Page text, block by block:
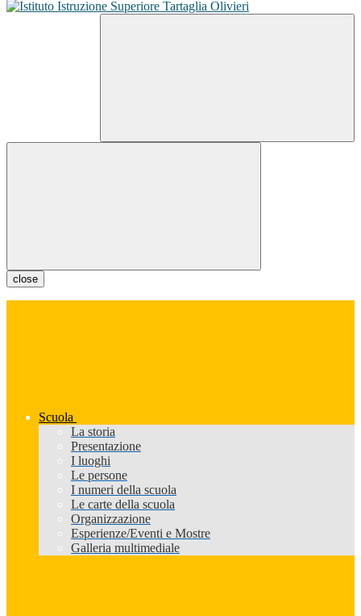
close
Scuola
La storia
Presentazione
I luoghi
Le persone
I numeri della scuola
Le carte della scuola
Organizzazione
Esperienze/Eventi e Mostre
Galleria multimediale